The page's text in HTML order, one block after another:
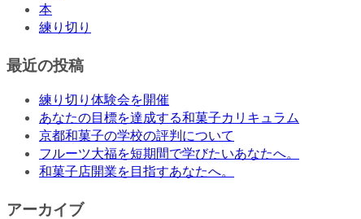
本
練り切り
最近の投稿
練り切り体験会を開催
あなたの目標を達成する和菓子カリキュラム
京都和菓子の学校の評判について
フルーツ大福を短期間で学びたいあなたへ。
和菓子店開業を目指すあなたへ。
アーカイブ